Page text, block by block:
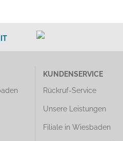
KUNDENSERVICE
Rückruf-Service
Unsere Leistungen
Filiale in Wiesbaden